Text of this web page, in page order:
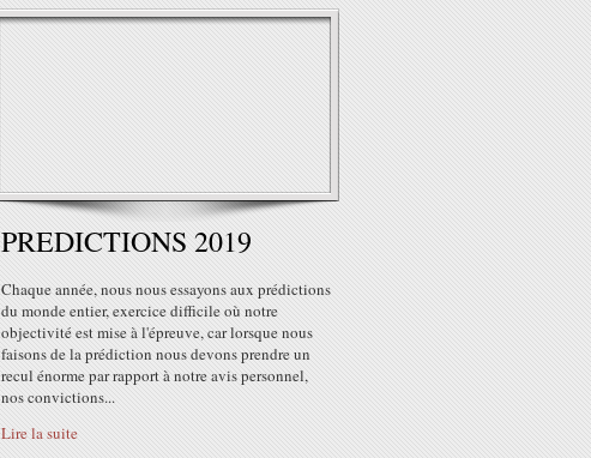
PREDICTIONS 2019
Chaque année, nous nous essayons aux prédictions
du monde entier, exercice difficile où notre
objectivité est mise à l'épreuve, car lorsque nous
faisons de la prédiction nous devons prendre un
recul énorme par rapport à notre avis personnel,
nos convictions...
Lire la suite